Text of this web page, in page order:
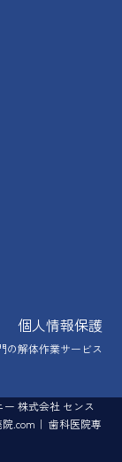
個人情報保護
の解体作業サービス
株式会社 センス
.com｜ 歯科医院専